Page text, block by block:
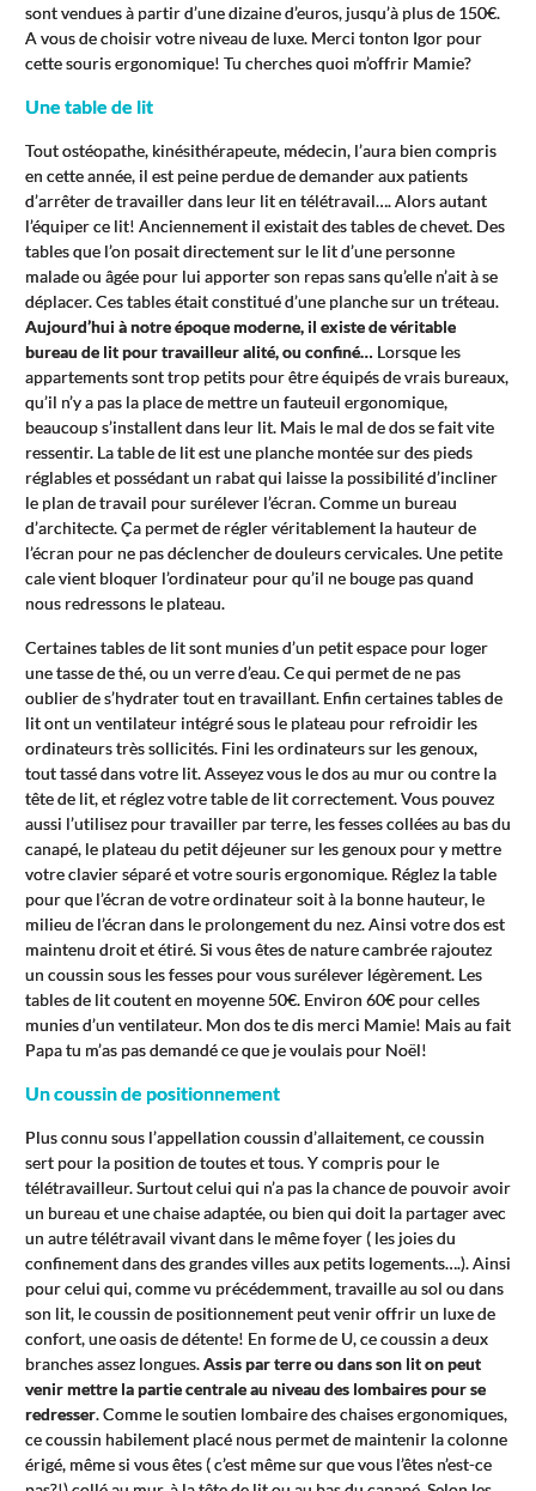
sont vendues à partir d’une dizaine d’euros, jusqu’à plus de 150€.
A vous de choisir votre niveau de luxe. Merci tonton Igor pour
cette souris ergonomique! Tu cherches quoi m’offrir Mamie?
Une table de lit
Tout ostéopathe, kinésithérapeute, médecin, l’aura bien compris
en cette année, il est peine perdue de demander aux patients
d’arrêter de travailler dans leur lit en télétravail…. Alors autant
l’équiper ce lit! Anciennement il existait des tables de chevet. Des
tables que l’on posait directement sur le lit d’une personne
malade ou âgée pour lui apporter son repas sans qu’elle n’ait à se
déplacer. Ces tables était constitué d’une planche sur un tréteau.
Aujourd’hui à notre époque moderne, il existe de véritable
bureau de lit pour travailleur alité, ou confiné… Lorsque les
appartements sont trop petits pour être équipés de vrais bureaux,
qu’il n’y a pas la place de mettre un fauteuil ergonomique,
beaucoup s’installent dans leur lit. Mais le mal de dos se fait vite
ressentir. La table de lit est une planche montée sur des pieds
réglables et possédant un rabat qui laisse la possibilité d’incliner
le plan de travail pour surélever l’écran. Comme un bureau
d’architecte. Ça permet de régler véritablement la hauteur de
l’écran pour ne pas déclencher de douleurs cervicales. Une petite
cale vient bloquer l’ordinateur pour qu’il ne bouge pas quand
nous redressons le plateau.
Certaines tables de lit sont munies d’un petit espace pour loger
une tasse de thé, ou un verre d’eau. Ce qui permet de ne pas
oublier de s’hydrater tout en travaillant. Enfin certaines tables de
lit ont un ventilateur intégré sous le plateau pour refroidir les
ordinateurs très sollicités. Fini les ordinateurs sur les genoux,
tout tassé dans votre lit. Asseyez vous le dos au mur ou contre la
tête de lit, et réglez votre table de lit correctement. Vous pouvez
aussi l’utilisez pour travailler par terre, les fesses collées au bas du
canapé, le plateau du petit déjeuner sur les genoux pour y mettre
votre clavier séparé et votre souris ergonomique. Réglez la table
pour que l’écran de votre ordinateur soit à la bonne hauteur, le
milieu de l’écran dans le prolongement du nez. Ainsi votre dos est
maintenu droit et étiré. Si vous êtes de nature cambrée rajoutez
un coussin sous les fesses pour vous surélever légèrement. Les
tables de lit coutent en moyenne 50€. Environ 60€ pour celles
munies d’un ventilateur. Mon dos te dis merci Mamie! Mais au fait
Papa tu m’as pas demandé ce que je voulais pour Noël!
Un coussin de positionnement
Plus connu sous l’appellation coussin d’allaitement, ce coussin
sert pour la position de toutes et tous. Y compris pour le
télétravailleur. Surtout celui qui n’a pas la chance de pouvoir avoir
un bureau et une chaise adaptée, ou bien qui doit la partager avec
un autre télétravail vivant dans le même foyer ( les joies du
confinement dans des grandes villes aux petits logements….). Ainsi
pour celui qui, comme vu précédemment, travaille au sol ou dans
son lit, le coussin de positionnement peut venir offrir un luxe de
confort, une oasis de détente! En forme de U, ce coussin a deux
branches assez longues.Assis par terre ou dans son lit on peut
venir mettre la partie centrale au niveau des lombaires pour se
redresser. Comme le soutien lombaire des chaises ergonomiques,
ce coussin habilement placé nous permet de maintenir la colonne
érigé, même si vous êtes ( c’est même sur que vous l’êtes n’est-ce